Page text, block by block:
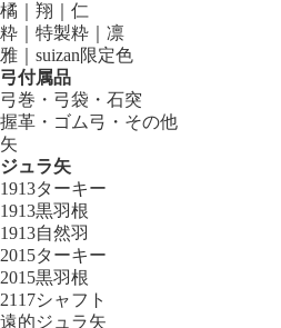
橘｜翔｜仁
粋｜特製粋｜凛
雅｜suizan限定色
弓付属品
弓巻・弓袋・石突
握革・ゴム弓・その他
矢
ジュラ矢
1913ターキー
1913黒羽根
1913自然羽
2015ターキー
2015黒羽根
2117シャフト
遠的ジュラ矢